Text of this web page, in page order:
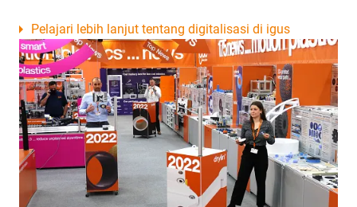
Pelajari lebih lanjut tentang digitalisasi di igus